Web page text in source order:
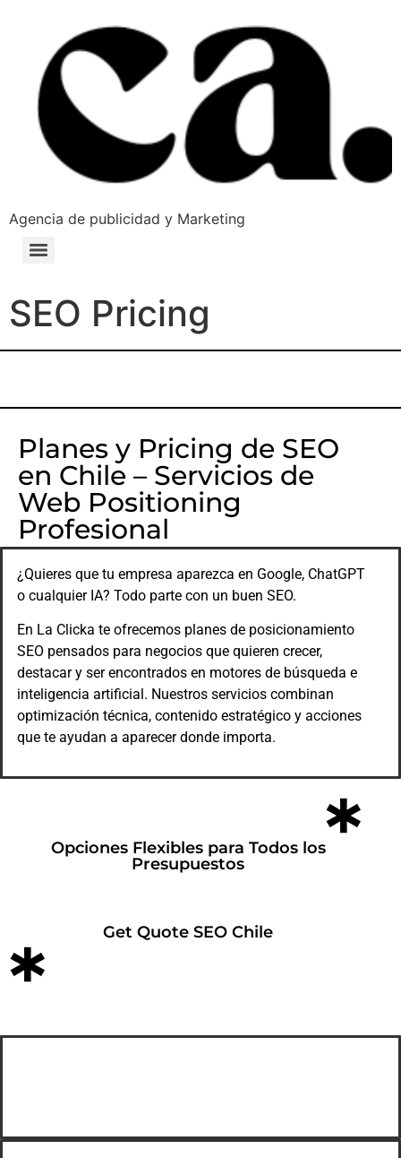
Agencia de publicidad y Marketing
SEO Pricing
Planes y Pricing de SEO
en Chile – Servicios de
Web Positioning
Profesional
¿Quieres que tu empresa aparezca en Google, ChatGPT
o cualquier IA? Todo parte con un buen SEO.
En La Clicka te ofrecemos planes de posicionamiento
SEO pensados para negocios que quieren crecer,
destacar y ser encontrados en motores de búsqueda e
inteligencia artificial. Nuestros servicios combinan
optimización técnica, contenido estratégico y acciones
que te ayudan a aparecer donde importa.
*
Opciones Flexibles para Todos los
Presupuestos
Get Quote SEO Chile
*